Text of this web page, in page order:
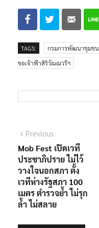
TAGS: กรมการพัฒนาชุมชน
ขอเจ้าฟ้าสิริวัณณวรีฯ
Previous
Mob Fest เปิดเวที
ประชาภิปราย ไม่ไว้
วางใจนอกสภา ตั้ง
เวทีห่างรัฐสภา 100
เมตร ตำรวจย้ำ ไม่รุก
ล้ำ ไม่สลาย